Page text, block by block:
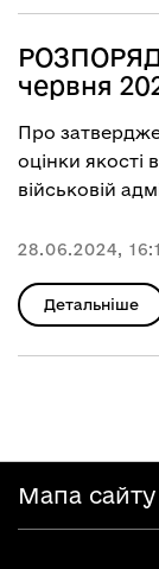
червня
Про
оцінки якості
військовій
28.06.2024,
Детальніше
Мапа сайту